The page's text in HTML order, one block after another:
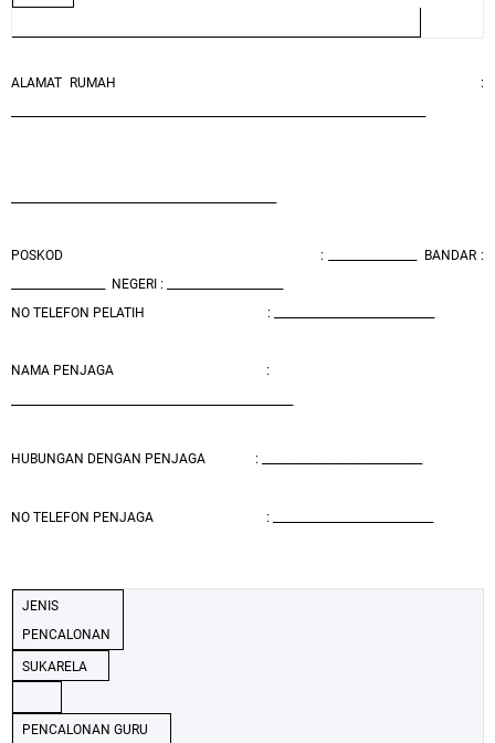
ALAMAT RUMAH
:
POSKOD : ________________
BANDAR :
NEGERI : _____________________
NO TELEFON PELATIH
: _____________________________
NAMA PENJAGA
:
HUBUNGAN DENGAN PENJAGA : _____________________________
NO TELEFON PENJAGA : _____________________________
JENIS
PENCALONAN
SUKARELA
PENCALONAN GURU